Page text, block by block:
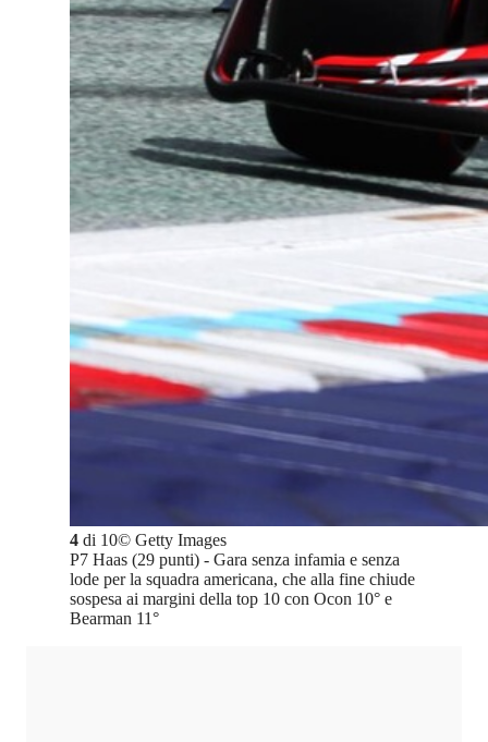
4 di 10© Getty Images
P7 Haas (29 punti) - Gara senza infamia e senza
lode per la squadra americana, che alla fine chiude
sospesa ai margini della top 10 con Ocon 10° e
Bearman 11°